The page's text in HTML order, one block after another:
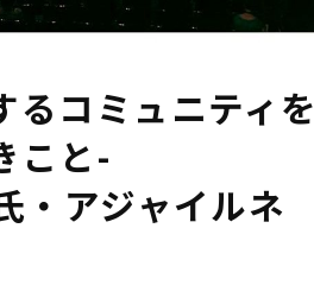
るコミュニティを
こと-
・アジャイルネ